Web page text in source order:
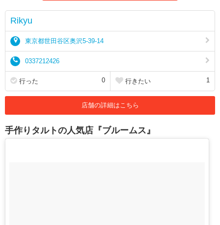
Rikyu
東京都世田谷区奥沢5-39-14
0337212426
行った 0 行きたい 1
店舗の詳細はこちら
手作りタルトの人気店『ブルームス』